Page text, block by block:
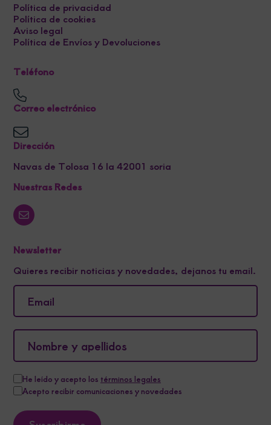
Política de privacidad
Política de cookies
Aviso legal
Política de Envíos y Devoluciones
Teléfono
Correo electrónico
Dirección
Navas de Tolosa 16 la 42001 soria
Nuestras Redes
Newsletter
Quieres recibir noticias y novedades, dejanos tu email.
He leído y acepto los términos legales
Acepto recibir comunicaciones y novedades